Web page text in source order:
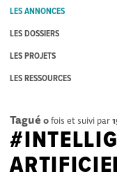
LES ANNONCES
LES DOSSIERS
LES PROJETS
LES RESSOURCES
Tagué 0fois et suivi par